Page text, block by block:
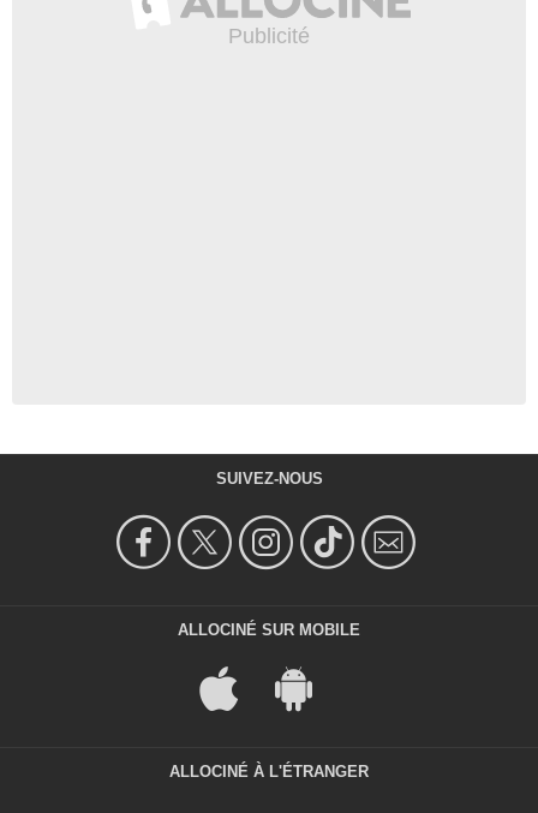
SUIVEZ-NOUS
ALLOCINÉ SUR MOBILE
ALLOCINÉ À L'ÉTRANGER